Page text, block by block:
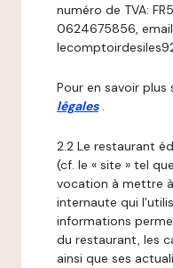
numéro de TVA:
0624675856,
Pour en savoir plus
légales .
2.2 Le restaurant
(cf. le « site » tel
vocation à mettre
internaute qui
informations
du restaurant, les
ainsi que ses